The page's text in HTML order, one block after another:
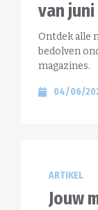
van juni
Ontdek alle
bedolven
magazines.
04/06/
ARTIKEL
Jouw